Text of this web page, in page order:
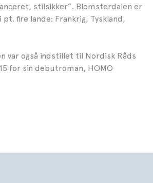
stilsikker”. Blomsterdalen er
fire lande: Frankrig, Tyskland,
var også indstillet til Nordisk Råds
for sin debutroman, HOMO